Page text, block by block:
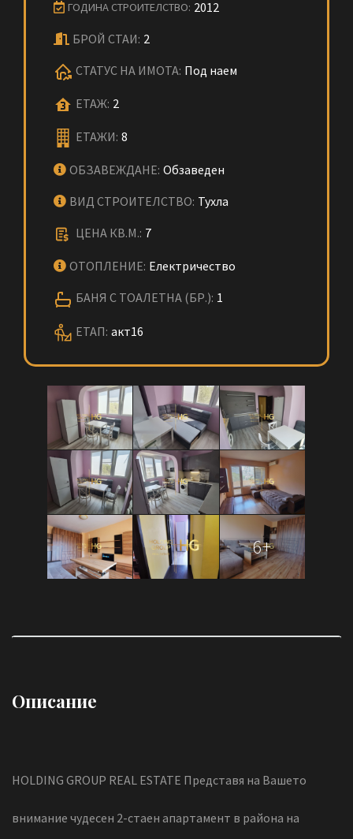
ГОДИНА СТРОИТЕЛСТВО: 2012
БРОЙ СТАИ: 2
СТАТУС НА ИМОТА: Под наем
ЕТАЖ: 2
ЕТАЖИ: 8
ОБЗАВЕЖДАНЕ: Обзаведен
ВИД СТРОИТЕЛСТВО: Тухла
ЦЕНА КВ.М.: 7
ОТОПЛЕНИЕ: Електричество
БАНЯ С ТОАЛЕТНА (БР.): 1
ЕТАП: акт16
6+
Описание
HOLDING GROUP REAL ESTATE Представя на Вашето
внимание чудесен 2-стаен апартамент в района на